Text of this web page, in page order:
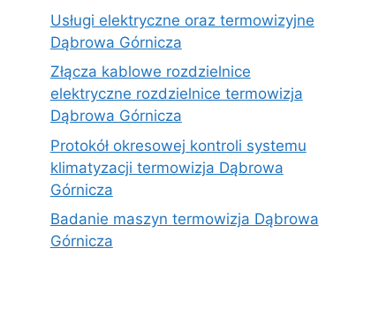
Usługi elektryczne oraz termowizyjne
Dąbrowa Górnicza
Złącza kablowe rozdzielnice
elektryczne rozdzielnice termowizja
Dąbrowa Górnicza
Protokół okresowej kontroli systemu
klimatyzacji termowizja Dąbrowa
Górnicza
Badanie maszyn termowizja Dąbrowa
Górnicza